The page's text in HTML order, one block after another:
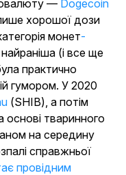
— Dogecoin
хорошої дози
монет-
(і все ще
практично
гумором. У 2020
(SHIB), а потім
основі тваринного
на середину
справжньої
провідним